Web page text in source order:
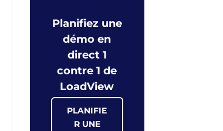
Planifiez une
démo en
direct 1
contre 1 de
LoadView
PLANIFIE
R UNE